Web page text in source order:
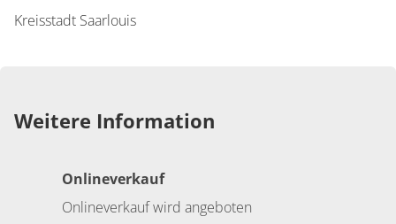
Kreisstadt Saarlouis
Weitere Information
Onlineverkauf
Onlineverkauf wird angeboten